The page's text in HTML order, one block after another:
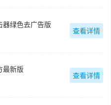
器绿色去广告版
查看详情
最新版
查看详情